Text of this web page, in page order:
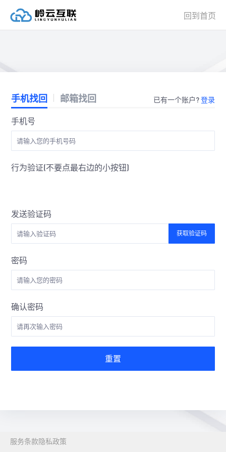
回到首页
手机找回 邮箱找回 已有一个账户?登录
手机号
行为验证(不要点最右边的小按钮)
发送验证码
获取验证码
密码
确认密码
重置
服务条款 隐私政策